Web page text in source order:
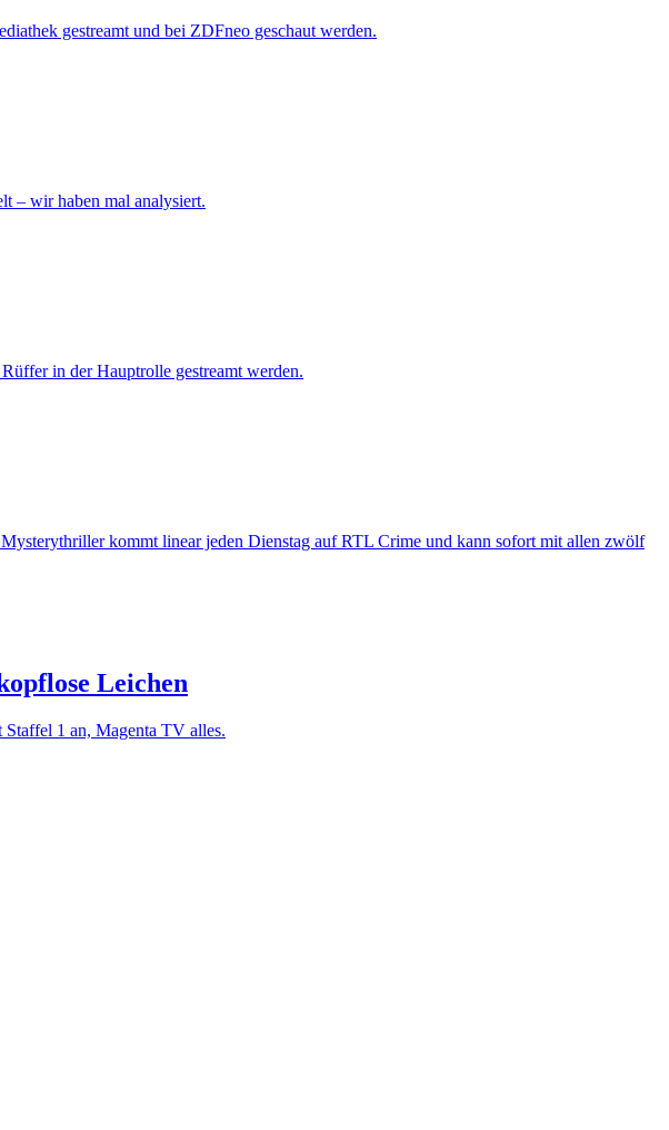
gestreamt und bei ZDFneo geschaut werden.
– wir haben mal analysiert.
in der Hauptrolle gestreamt werden.
kommt linear jeden Dienstag auf RTL Crime und kann sofort mit allen zwölf
Leichen
1 an, Magenta TV alles.